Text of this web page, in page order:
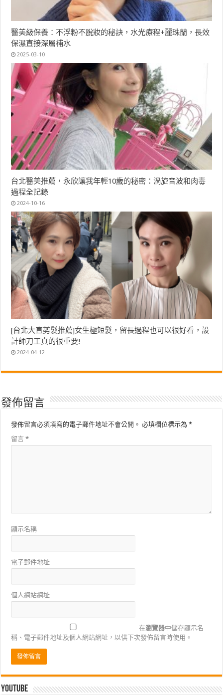
醫美級保養：不浮粉不脫妝的秘訣，水光療程+麗珠蘭，長效
保濕直接深層補水
2025-03-10
台北醫美推薦，永欣讓我年輕10歲的秘密：渦旋音波和肉毒
過程全記錄
2024-10-16
[台北大直剪髮推薦]女生極短髮，留長過程也可以很好看，設
計師刀工真的很重要!
2024-04-12
發佈留言
發佈留言必須填寫的電子郵件地址不會公開。 必填欄位標示為*
留言*
顯示名稱
電子郵件地址
個人網站網址
在瀏覽器中儲存顯示名
稱、電子郵件地址及個人網站網址，以供下次發佈留言時使用。
Youtube